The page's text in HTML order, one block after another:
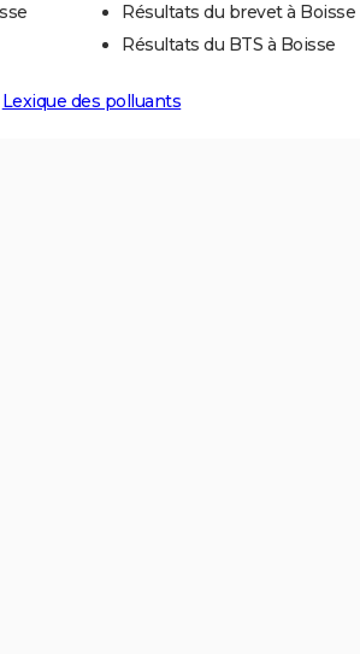
Résultats du brevet à Boisse
Résultats du BTS à Boisse
Lexique des polluants